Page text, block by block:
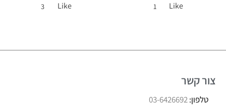
Like
1
Like
3
צור קשר
טלפון:03-6426692